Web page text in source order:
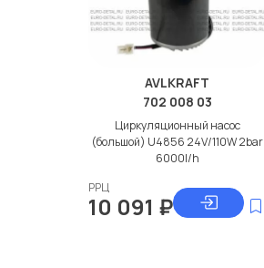
AVLKRAFT
702 008 03
Циркуляционный насос
(большой) U4856 24V/110W 2bar
6000l/h
РРЦ
10 091 ₽